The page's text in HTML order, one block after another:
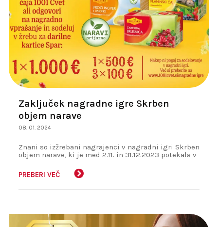
Zaključek nagradne igre Skrben
objem narave
08. 01. 2024
Znani so izžrebani nagrajenci v nagradni igri Skrben
objem narave, ki je med 2.11. in 31.12.2023 potekala v
PREBERI VEČ